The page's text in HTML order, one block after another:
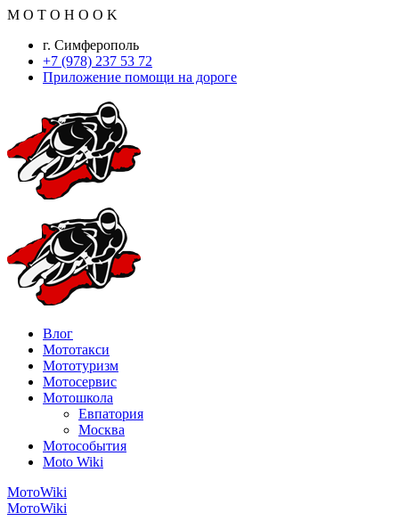
M O T O H O O K
г. Симферополь
+7 (978) 237 53 72
Приложение помощи на дороге
Влог
Мототакси
Мототуризм
Мотосервис
Мотошкола
Евпатория
Москва
Мотособытия
Moto Wiki
МотоWiki
МотоWiki